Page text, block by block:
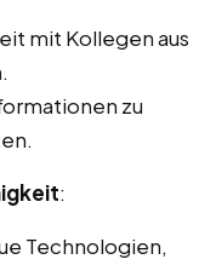
mit Kollegen aus
zu
:
Technologien,